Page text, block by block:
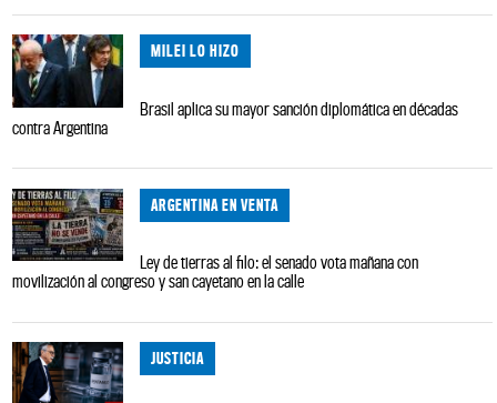
MILEI LO HIZO
Brasil aplica su mayor sanción diplomática en décadas
contra Argentina
ARGENTINA EN VENTA
Ley de tierras al filo: el senado vota mañana con
movilización al congreso y san cayetano en la calle
JUSTICIA